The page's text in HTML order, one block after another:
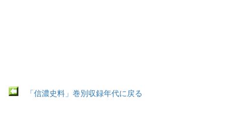
「信濃史料」巻別収録年代に戻る